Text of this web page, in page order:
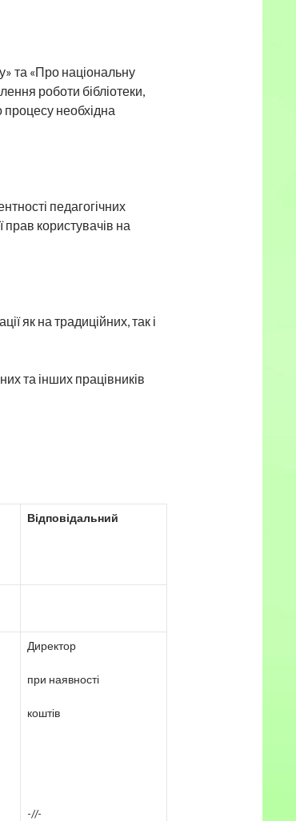
та «Про національну
роботи бібліотеки,
процесу необхідна
педагогічних
прав користувачів на
як на традиційних, так і
та інших працівників
Відповідальний
Директор
при наявності
коштів
-//-